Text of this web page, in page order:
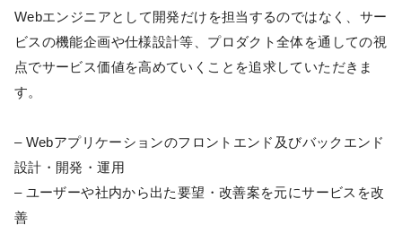
Webエンジニアとして開発だけを担当するのではなく、サー
ビスの機能企画や仕様設計等、プロダクト全体を通しての視
点でサービス価値を高めていくことを追求していただきま
す。
– Webアプリケーションのフロントエンド及びバックエンド
設計・開発・運用
– ユーザーや社内から出た要望・改善案を元にサービスを改
善